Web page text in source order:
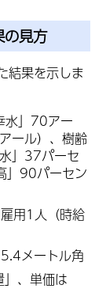
見方
結果を示しま
水」70アー
ール）、樹齢
」37パーセ
」90パーセン
用1人（時給
メートル角
」、単価は